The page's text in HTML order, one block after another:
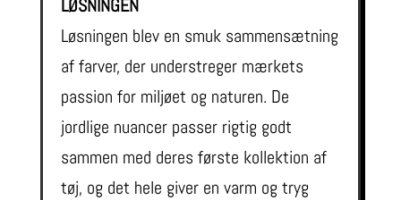
LØSNINGEN
Løsningen blev en smuk sammensætning
af farver, der understreger mærkets
passion for miljøet og naturen. De
jordlige nuancer passer rigtig godt
sammen med deres første kollektion af
tøj, og det hele giver en varm og tryg